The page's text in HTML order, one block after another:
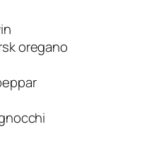
oregano